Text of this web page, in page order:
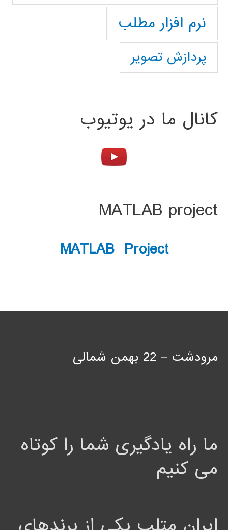
نرم افزار مطلب
پردازش تصویر
کانال ما در یوتیوب
MATLAB project
MATLAB Project
مرودشت – 22 بهمن شمالی
ما راه یادگیری شما را کوتاه
می کنیم